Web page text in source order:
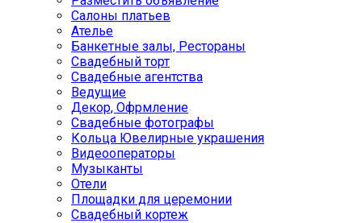
Салоны платьев
Ателье
Банкетные залы, Рестораны
Свадебный торт
Свадебные агентства
Ведущие
Декор, Офрмление
Свадебные фотографы
Кольца Ювелирные украшения
Видеооператоры
Музыканты
Отели
Площадки для церемонии
Свадебный кортеж